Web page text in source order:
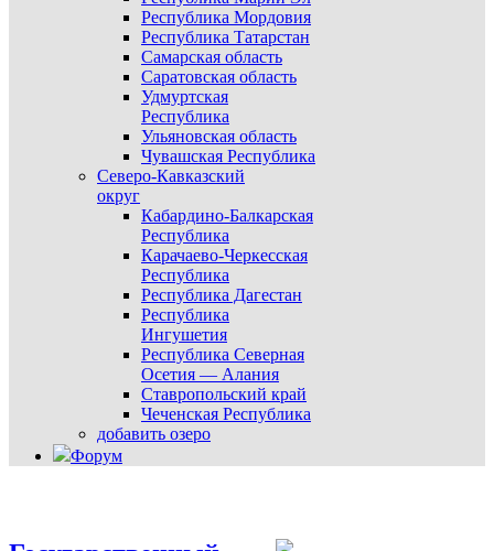
Республика Мордовия
Республика Татарстан
Самарская область
Саратовская область
Удмуртская
Республика
Ульяновская область
Чувашская Республика
Северо-Кавказский
округ
Кабардино-Балкарская
Республика
Карачаево-Черкесская
Республика
Республика Дагестан
Республика
Ингушетия
Республика Северная
Осетия — Алания
Ставропольский край
Чеченская Республика
добавить озеро
Форум